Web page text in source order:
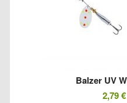
Balzer UV
2,79€